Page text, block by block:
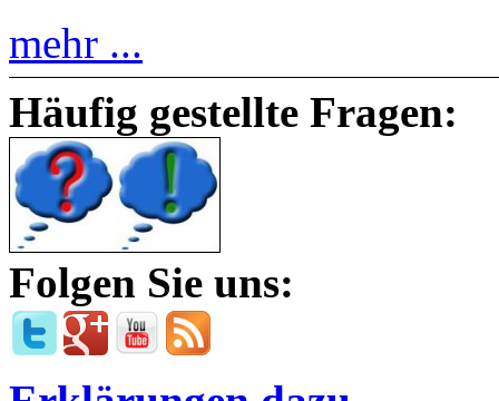
mehr ...
Häufig gestellte Fragen:
Folgen Sie uns: